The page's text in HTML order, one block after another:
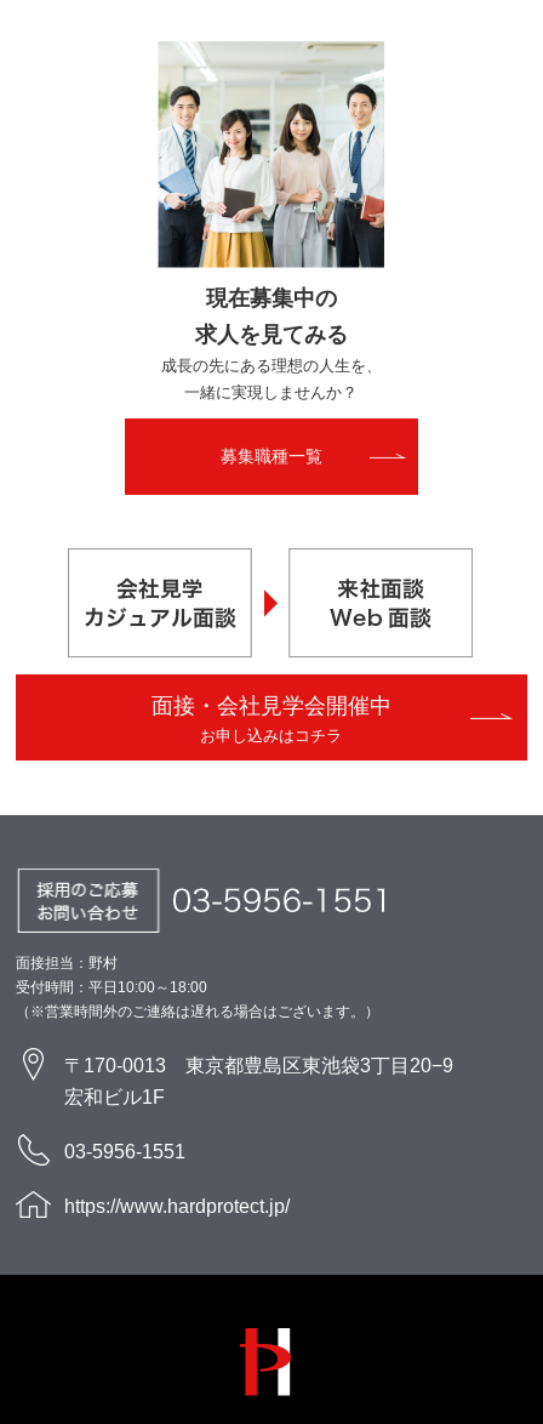
現在募集中の
求人を見てみる
成長の先にある理想の人生を、
一緒に実現しませんか？
募集職種一覧
面接・会社見学会開催中
お申し込みはコチラ
面接担当：野村
受付時間：平日10:00～18:00
（※営業時間外のご連絡は遅れる場合はございます。）
〒170-0013 東京都豊島区東池袋3丁目20−9
宏和ビル1F
03-5956-1551
https://www.hardprotect.jp/